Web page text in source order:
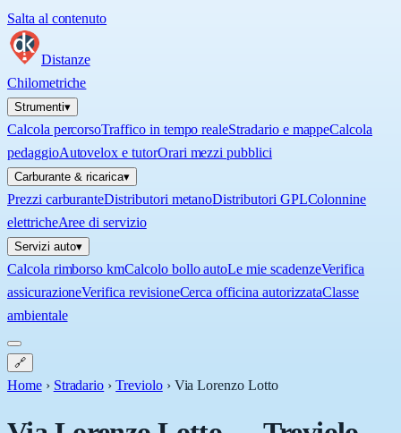
Salta al contenuto
Distanze
Chilometriche
Strumenti▾
Calcola percorsoTraffico in tempo realeStradario e mappeCalcola
pedaggioAutovelox e tutorOrari mezzi pubblici
Carburante & ricarica▾
Prezzi carburanteDistributori metanoDistributori GPLColonnine
elettricheAree di servizio
Servizi auto▾
Calcola rimborso kmCalcolo bollo autoLe mie scadenzeVerifica
assicurazioneVerifica revisioneCerca officina autorizzataClasse
ambientale
🔗
Home › Stradario › Treviolo › Via Lorenzo Lotto